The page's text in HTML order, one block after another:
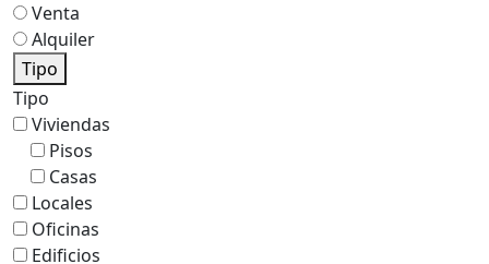
Venta
Alquiler
Tipo
Tipo
Viviendas
Pisos
Casas
Locales
Oficinas
Edificios